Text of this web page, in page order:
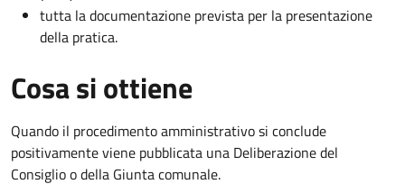
tutta la documentazione prevista per la presentazione
della pratica.
Cosa si ottiene
Quando il procedimento amministrativo si conclude
positivamente viene pubblicata una Deliberazione del
Consiglio o della Giunta comunale.